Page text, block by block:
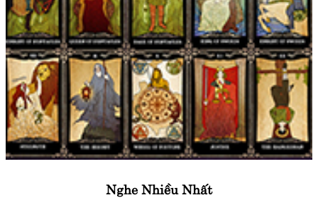
Nghe Nhiều Nhất